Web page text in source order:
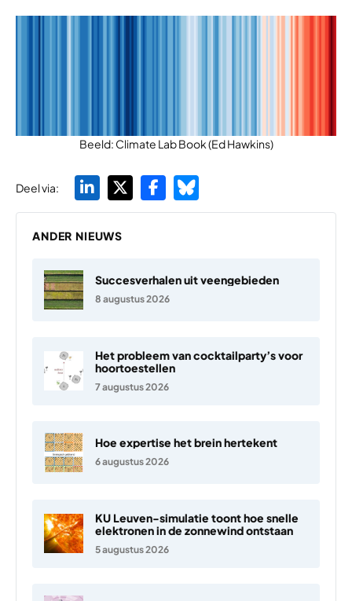
Beeld: Climate Lab Book (Ed Hawkins)
Deel via:
ANDER NIEUWS
Succesverhalen uit veengebieden
8 augustus 2026
Het probleem van cocktailparty’s voor
hoortoestellen
7 augustus 2026
Hoe expertise het brein hertekent
6 augustus 2026
KU Leuven-simulatie toont hoe snelle
elektronen in de zonnewind ontstaan
5 augustus 2026